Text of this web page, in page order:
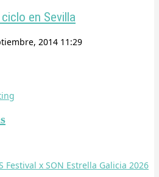
en Sevilla
2014 11:29
Festival x SON Estrella Galicia 2026